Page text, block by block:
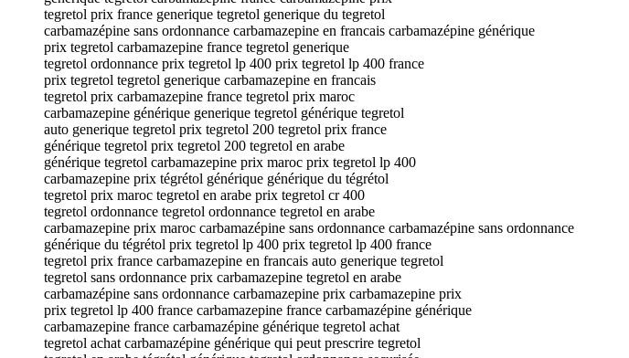
tegretol prix france generique tegretol generique du tegretol
carbamazépine sans ordonnance carbamazepine en francais carbamazépine générique
prix tegretol carbamazepine france tegretol generique
tegretol ordonnance prix tegretol lp 400 prix tegretol lp 400 france
prix tegretol tegretol generique carbamazepine en francais
tegretol prix carbamazepine france tegretol prix maroc
carbamazepine générique generique tegretol générique tegretol
auto generique tegretol prix tegretol 200 tegretol prix france
générique tegretol prix tegretol 200 tegretol en arabe
générique tegretol carbamazepine prix maroc prix tegretol lp 400
carbamazepine prix tégrétol générique générique du tégrétol
tegretol prix maroc tegretol en arabe prix tegretol cr 400
tegretol ordonnance tegretol ordonnance tegretol en arabe
carbamazepine prix maroc carbamazépine sans ordonnance carbamazépine sans ordonnance
générique du tégrétol prix tegretol lp 400 prix tegretol lp 400 france
tegretol prix france carbamazepine en francais auto generique tegretol
tegretol sans ordonnance prix carbamazepine tegretol en arabe
carbamazépine sans ordonnance carbamazepine prix carbamazepine prix
prix tegretol lp 400 france carbamazepine france carbamazépine générique
carbamazepine france carbamazépine générique tegretol achat
tegretol achat carbamazépine générique qui peut prescrire tegretol